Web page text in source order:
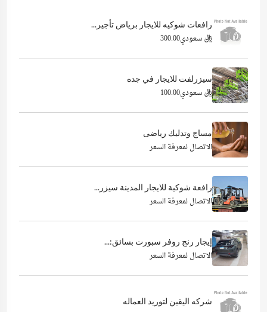
رافعات شوكيه للايجار برياض تأجير...
ريال سعودي300.00
سيزرلفت للايجار في جده
ريال سعودي100.00
مساج وتدليك رياضى
الاتصال لمعرفة السعر
رافعة شوكية للايجار المدينة سيزر...
الاتصال لمعرفة السعر
إيجار رنج روفر سبورت بسائق:...
الاتصال لمعرفة السعر
شركه اليقين لتوريد العماله